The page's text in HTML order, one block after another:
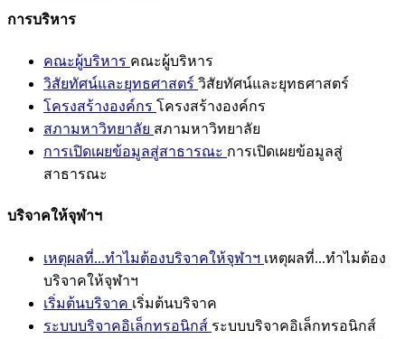
การบริหาร
คณะผู้บริหาร คณะผู้บริหาร
วิสัยทัศน์และยุทธศาสตร์ วิสัยทัศน์และยุทธศาสตร์
โครงสร้างองค์กร โครงสร้างองค์กร
สภามหาวิทยาลัย สภามหาวิทยาลัย
การเปิดเผยข้อมูลสู่สาธารณะ การเปิดเผยข้อมูลสู่
สาธารณะ
บริจาคให้จุฬาฯ
เหตุผลที่...ทำไมต้องบริจาคให้จุฬาฯ เหตุผลที่...ทำไมต้อง
บริจาคให้จุฬาฯ
เริ่มต้นบริจาค เริ่มต้นบริจาค
ระบบบริจาคอิเล็กทรอนิกส์ ระบบบริจาคอิเล็กทรอนิกส์